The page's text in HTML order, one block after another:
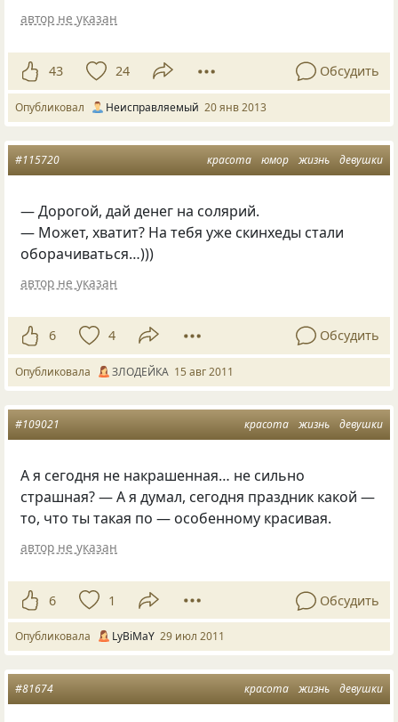
автор не указан
43 24 Обсудить
Опубликовал Неисправляемый 20 янв 2013
красота юмор жизнь девушки
#115720
— Дорогой, дай денег на солярий.
— Может, хватит? На тебя уже скинхеды стали
оборачиваться…)))
автор не указан
6 4 Обсудить
Опубликовала ЗЛОДЕЙКА 15 авг 2011
красота жизнь девушки
#109021
А я сегодня не накрашенная… не сильно
страшная? — А я думал, сегодня праздник какой —
то, что ты такая по — особенному красивая.
автор не указан
6 1 Обсудить
Опубликовала LyBiMaY 29 июл 2011
красота жизнь девушки
#81674